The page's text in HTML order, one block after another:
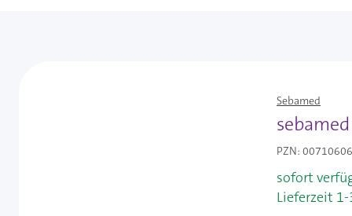
Sebamed
PZN:
sofort
Lieferzeit